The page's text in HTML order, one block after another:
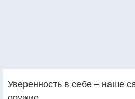
Уверенность в себе – наше